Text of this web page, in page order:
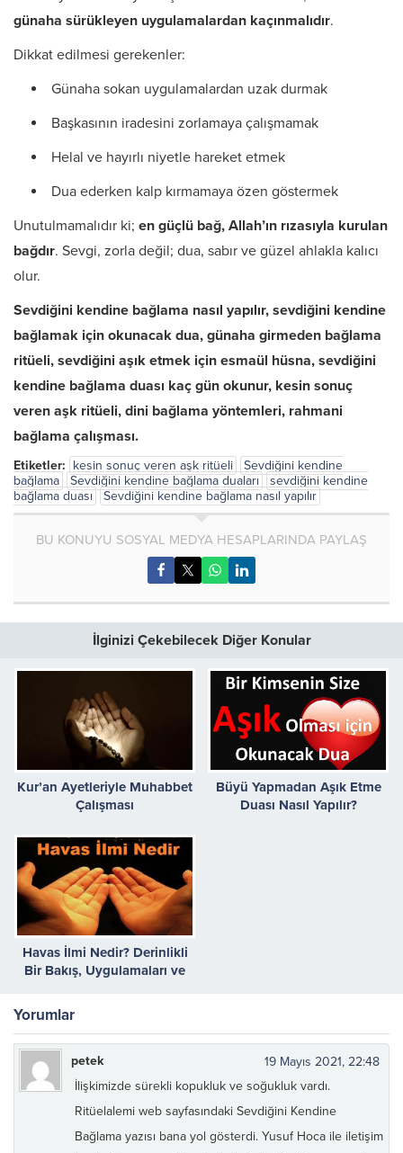
günaha sürükleyen uygulamalardan kaçınmalıdır.
Dikkat edilmesi gerekenler:
Günaha sokan uygulamalardan uzak durmak
Başkasının iradesini zorlamaya çalışmamak
Helal ve hayırlı niyetle hareket etmek
Dua ederken kalp kırmamaya özen göstermek
Unutulmamalıdır ki; en güçlü bağ, Allah’ın rızasıyla kurulan
bağdır. Sevgi, zorla değil; dua, sabır ve güzel ahlakla kalıcı
olur.
Sevdiğini kendine bağlama nasıl yapılır, sevdiğini kendine
bağlamak için okunacak dua, günaha girmeden bağlama
ritüeli, sevdiğini aşık etmek için esmaül hüsna, sevdiğini
kendine bağlama duası kaç gün okunur, kesin sonuç
veren aşk ritüeli, dini bağlama yöntemleri, rahmani
bağlama çalışması.
Etiketler: kesin sonuç veren aşk ritüeli
Sevdiğini kendine
bağlama
Sevdiğini kendine bağlama duaları
sevdiğini kendine
bağlama duası
Sevdiğini kendine bağlama nasıl yapılır
BU KONUYU SOSYAL MEDYA HESAPLARINDA PAYLAŞ
İlginizi Çekebilecek Diğer Konular
Kur’an Ayetleriyle Muhabbet
Çalışması
Büyü Yapmadan Aşık Etme
Duası Nasıl Yapılır?
Havas İlmi Nedir? Derinlikli
Bir Bakış, Uygulamaları ve
Yorumlar
petek
19 Mayıs 2021, 22:48
İlişkimizde sürekli kopukluk ve soğukluk vardı.
Ritüelalemi web sayfasındaki Sevdiğini Kendine
Bağlama yazısı bana yol gösterdi. Yusuf Hoca ile iletişim